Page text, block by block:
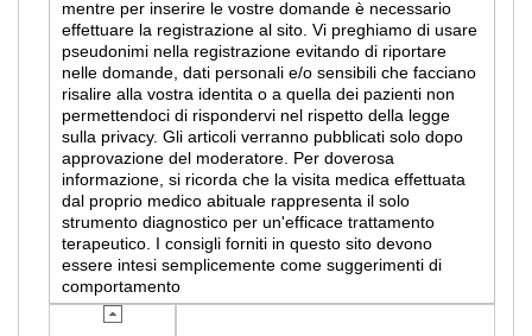
mentre per inserire le vostre domande è necessario
effettuare la registrazione al sito. Vi preghiamo di usare
pseudonimi nella registrazione evitando di riportare
nelle domande, dati personali e/o sensibili che facciano
risalire alla vostra identita o a quella dei pazienti non
permettendoci di rispondervi nel rispetto della legge
sulla privacy. Gli articoli verranno pubblicati solo dopo
approvazione del moderatore. Per doverosa
informazione, si ricorda che la visita medica effettuata
dal proprio medico abituale rappresenta il solo
strumento diagnostico per un'efficace trattamento
terapeutico. I consigli forniti in questo sito devono
essere intesi semplicemente come suggerimenti di
comportamento